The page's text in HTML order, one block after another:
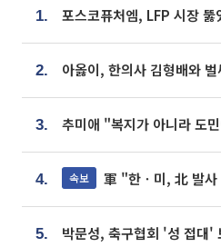
1.
2.
3.
4. 속보 軍 "한ㆍ미, 北 발사 탄도
5.